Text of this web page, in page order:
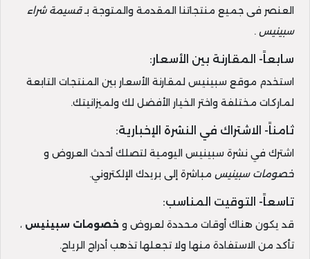
العنصر فى جميع منتجاتنا المقدمة والمتوجة بـقسيمة شراء
سبينيس .
سابعاً- المقارنة بين الأسعار:
استخدم موقع سبينيس لمقارنة الأسعار بين المنتجات التابعة
لماركات مختلفة واختر الخيار الأفضل لك ولميزانيتك.
ثامناً- الاشتراك في النشرة الإخبارية:
اشترك في نشرة سبينيس اليومية لتصلك أحدث العروض و
خصومات سبينيس مباشرة إلى بريدك الإلكتروني.
تاسعاً- التوقيت المناسب:
قد يكون هناك أوقات محددة لعروض و خصومات سبينيس ،
تأكد من الاستفادة منها ولا تجعلها تذهب أدراج الرياح.